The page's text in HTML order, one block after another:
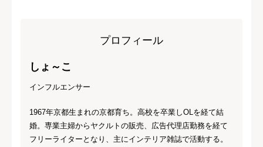
プロフィール
しょ～こ
インフルエンサー
1967年京都生まれの京都育ち。高校を卒業しOLを経て結
婚。専業主婦からヤクルトの販売、広告代理店勤務を経て
フリーライターとなり、主にインテリア雑誌で活動する。